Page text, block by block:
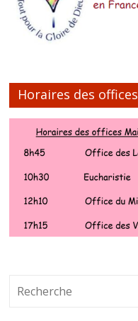
Horaires des offices